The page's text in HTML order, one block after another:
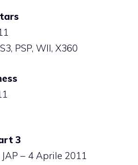
PSP, WII, X360
3
– 4 Aprile 2011